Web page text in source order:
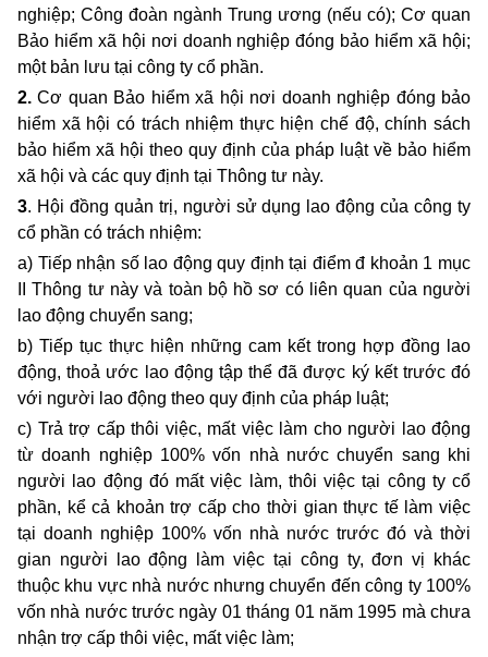
nghiệp; Công đoàn ngành Trung ương (nếu có); Cơ quan
Bảo hiểm xã hội nơi doanh nghiệp đóng bảo hiểm xã hội;
một bản lưu tại công ty cổ phần.
2. Cơ quan Bảo hiểm xã hội nơi doanh nghiệp đóng bảo
hiểm xã hội có trách nhiệm thực hiện chế độ, chính sách
bảo hiểm xã hội theo quy định của pháp luật về bảo hiểm
xã hội và các quy định tại Thông tư này.
3. Hội đồng quản trị, người sử dụng lao động của công ty
cổ phần có trách nhiệm:
a) Tiếp nhận số lao động quy định tại điểm đ khoản 1 mục
II Thông tư này và toàn bộ hồ sơ có liên quan của người
lao động chuyển sang;
b) Tiếp tục thực hiện những cam kết trong hợp đồng lao
động, thoả ước lao động tập thể đã được ký kết trước đó
với người lao động theo quy định của pháp luật;
c) Trả trợ cấp thôi việc, mất việc làm cho người lao động
từ doanh nghiệp 100% vốn nhà nước chuyển sang khi
người lao động đó mất việc làm, thôi việc tại công ty cổ
phần, kể cả khoản trợ cấp cho thời gian thực tế làm việc
tại doanh nghiệp 100% vốn nhà nước trước đó và thời
gian người lao động làm việc tại công ty, đơn vị khác
thuộc khu vực nhà nước nhưng chuyển đến công ty 100%
vốn nhà nước trước ngày 01 tháng 01 năm 1995 mà chưa
nhận trợ cấp thôi việc, mất việc làm;